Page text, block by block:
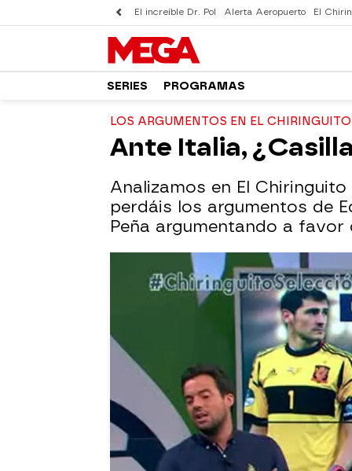
El increíble Dr. Pol Alerta Aeropuerto El
SERIES PROGRAMAS
LOS ARGUMENTOS EN EL CHIRINGUITO
Ante Italia,
Analizamos en El
perdáis los argumentos de
Peña argumentando a